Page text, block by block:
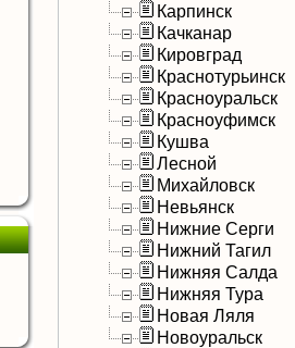
Карпинск
Качканар
Кировград
Краснотурьинск
Красноуральск
Красноуфимск
Кушва
Лесной
Михайловск
Невьянск
Нижние Серги
Нижний Тагил
Нижняя Салда
Нижняя Тура
Новая Ляля
Новоуральск